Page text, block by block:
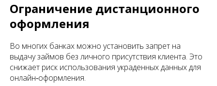
Ограничение дистанционного
оформления
Во многих банках можно установить запрет на
выдачу займов без личного присутствия клиента. Это
снижает риск использования украденных данных для
онлайн‑оформления.